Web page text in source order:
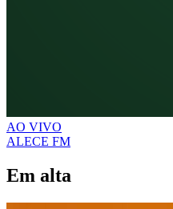
AO VIVO
ALECE FM
Em alta